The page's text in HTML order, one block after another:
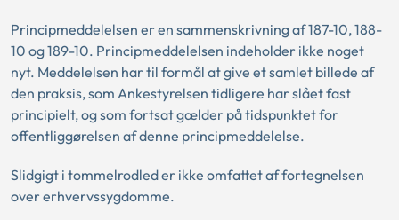
Principmeddelelsen er en sammenskrivning af 187-10, 188-
10 og 189-10. Principmeddelelsen indeholder ikke noget
nyt. Meddelelsen har til formål at give et samlet billede af
den praksis, som Ankestyrelsen tidligere har slået fast
principielt, og som fortsat gælder på tidspunktet for
offentliggørelsen af denne principmeddelelse.
Slidgigt i tommelrodled er ikke omfattet af fortegnelsen
over erhvervssygdomme.